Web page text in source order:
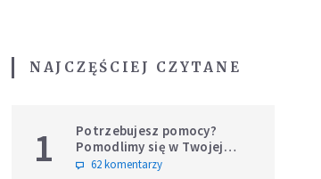
NAJCZĘŚCIEJ CZYTANE
1
Potrzebujesz pomocy?
Pomodlimy się w Twojej
intencji
62 komentarzy